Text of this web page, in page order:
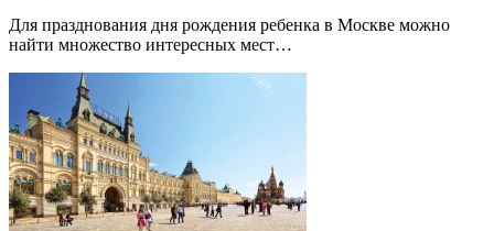
Для празднования дня рождения ребенка в Москве можно
найти множество интересных мест…